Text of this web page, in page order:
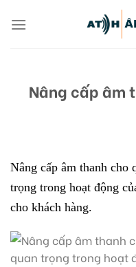
Nâng cấp âm
Nâng cấp âm thanh cho
trọng trong hoạt động
cho khách hàng.